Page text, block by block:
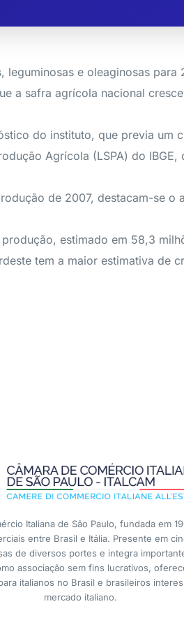
leguminosas e oleaginosas
a safra agrícola nacional
do instituto, que previa um
Agrícola (LSPA) do
de 2007, destacam-se
estimado em 58,3
tem a maior estimativa de
Italiana de São Paulo, fundada em
entre Brasil e Itália. Presente em
de diversos portes e integra
associação sem fins lucrativos,
italianos no Brasil e brasileiros
mercado italiano.